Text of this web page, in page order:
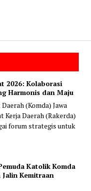
2026: Kolaborasi
Harmonis dan Maju
(Komda) Jawa
Kerja Daerah (Rakerda)
forum strategis untuk
Katolik Komda
Jalin Kemitraan